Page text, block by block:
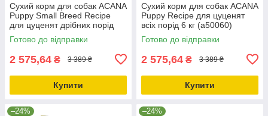
Сухий корм для собак ACANA
Puppy Small Breed Recipe
для цуценят дрібних порід
6.0 кг (a50260)
Готово до відправки
2 575,64 ₴ 3 389 ₴
Купити
Сухий корм для собак ACANA
Puppy Recipe для цуценят
всіх порід 6 кг (a50060)
Готово до відправки
2 575,64 ₴ 3 389 ₴
Купити
–24% –24%